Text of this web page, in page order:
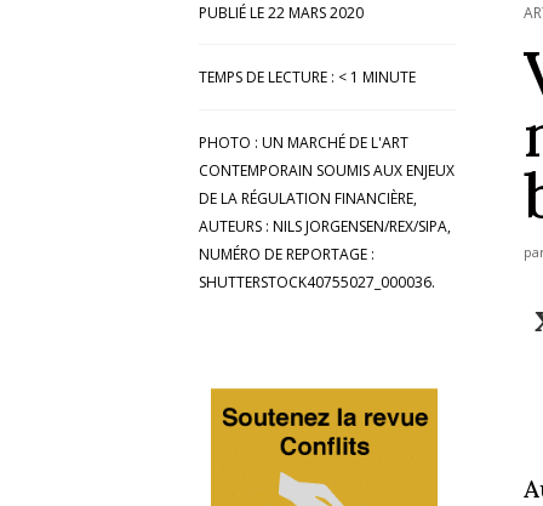
22 MARS 2020
TEMPS DE LECTURE : < 1 MINUTE
PHOTO : UN MARCHÉ DE L'ART
CONTEMPORAIN SOUMIS AUX ENJEUX
DE LA RÉGULATION FINANCIÈRE,
AUTEURS : NILS JORGENSEN/REX/SIPA,
NUMÉRO DE REPORTAGE :
SHUTTERSTOCK40755027_000036.